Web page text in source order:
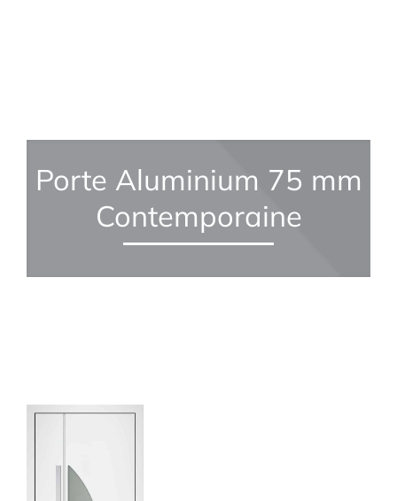
Porte Aluminium 75 mm
Contemporaine